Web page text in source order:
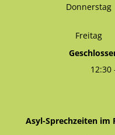
Donnerstag
Freitag
12:30
Asyl-Sprechzeiten im